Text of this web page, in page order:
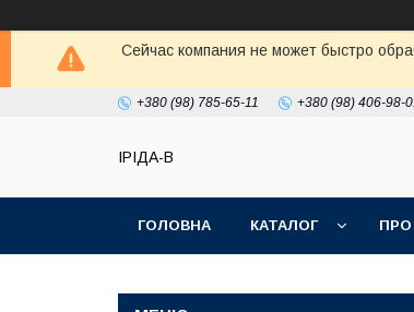
Сейчас компания не может быстро
+380 (98) 785-65-11 +380 (98) 406-98-
ІРІДА-В
ГОЛОВНА КАТАЛОГ